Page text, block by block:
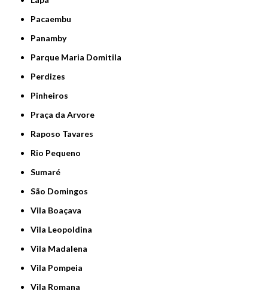
Pacaembu
Panamby
Parque Maria Domitila
Perdizes
Pinheiros
Praça da Arvore
Raposo Tavares
Rio Pequeno
Sumaré
São Domingos
Vila Boaçava
Vila Leopoldina
Vila Madalena
Vila Pompeia
Vila Romana